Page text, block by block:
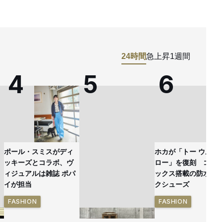
24時間急上昇1週間
ポール・スミスがディ
ッキーズとコラボ、ヴ
ィジュアルは雑誌 ポパ
イが担当
FASHION
ホカが「トー ウルト
ロー」を復刻 ゴア
ックス搭載の防水ハ
クシューズ
FASHION